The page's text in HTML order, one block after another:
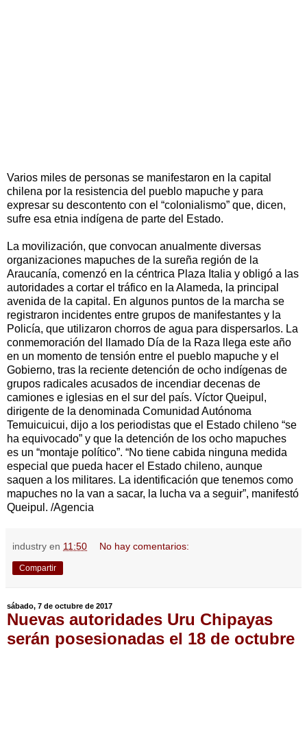
Varios miles de personas se manifestaron en la capital
chilena por la resistencia del pueblo mapuche y para
expresar su descontento con el “colonialismo” que, dicen,
sufre esa etnia indígena de parte del Estado.
La movilización, que convocan anualmente diversas
organizaciones mapuches de la sureña región de la
Araucanía, comenzó en la céntrica Plaza Italia y obligó a las
autoridades a cortar el tráfico en la Alameda, la principal
avenida de la capital. En algunos puntos de la marcha se
registraron incidentes entre grupos de manifestantes y la
Policía, que utilizaron chorros de agua para dispersarlos. La
conmemoración del llamado Día de la Raza llega este año
en un momento de tensión entre el pueblo mapuche y el
Gobierno, tras la reciente detención de ocho indígenas de
grupos radicales acusados de incendiar decenas de
camiones e iglesias en el sur del país. Víctor Queipul,
dirigente de la denominada Comunidad Autónoma
Temuicuicui, dijo a los periodistas que el Estado chileno “se
ha equivocado” y que la detención de los ocho mapuches
es un “montaje político”. “No tiene cabida ninguna medida
especial que pueda hacer el Estado chileno, aunque
saquen a los militares. La identificación que tenemos como
mapuches no la van a sacar, la lucha va a seguir”, manifestó
Queipul. /Agencia
industry en 11:50 No hay comentarios:
Compartir
sábado, 7 de octubre de 2017
Nuevas autoridades Uru Chipayas
serán posesionadas el 18 de octubre